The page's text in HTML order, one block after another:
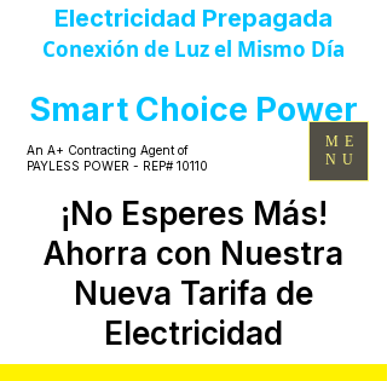
Smart Choice Power
¡No Esperes Más!
Ahorra con Nuestra
Nueva Tarifa de
Electricidad
An A+ Contracting Agent of
PAYLESS POWER - REP# 10110
Electricidad Prepagada
Conexión de Luz el Mismo Día
ME
NU